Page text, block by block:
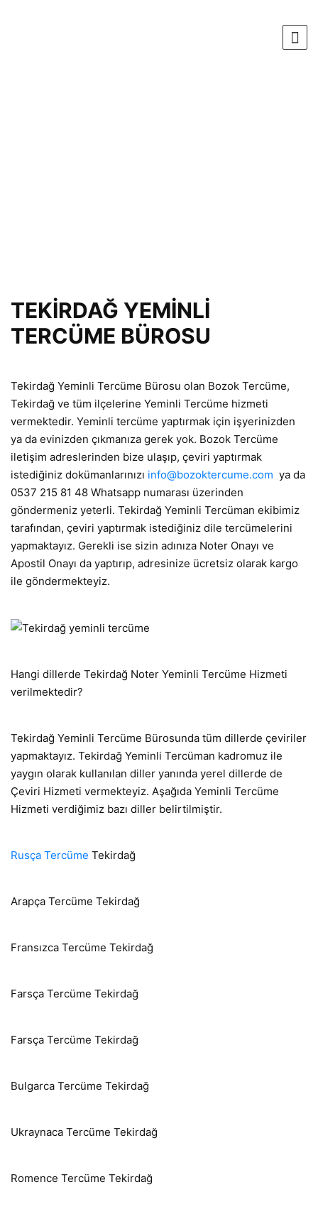
TEKİRDAĞ YEMİNLİ
TERCÜME BÜROSU
Tekirdağ Yeminli Tercüme Bürosu olan Bozok Tercüme,
Tekirdağ ve tüm ilçelerine Yeminli Tercüme hizmeti
vermektedir. Yeminli tercüme yaptırmak için işyerinizden
ya da evinizden çıkmanıza gerek yok. Bozok Tercüme
iletişim adreslerinden bize ulaşıp, çeviri yaptırmak
istediğiniz dokümanlarınızı info@bozoktercume.com ya da
0537 215 81 48 Whatsapp numarası üzerinden
göndermeniz yeterli. Tekirdağ Yeminli Tercüman ekibimiz
tarafından, çeviri yaptırmak istediğiniz dile tercümelerini
yapmaktayız. Gerekli ise sizin adınıza Noter Onayı ve
Apostil Onayı da yaptırıp, adresinize ücretsiz olarak kargo
ile göndermekteyiz.
Hangi dillerde Tekirdağ Noter Yeminli Tercüme Hizmeti
verilmektedir?
Tekirdağ Yeminli Tercüme Bürosunda tüm dillerde çeviriler
yapmaktayız. Tekirdağ Yeminli Tercüman kadromuz ile
yaygın olarak kullanılan diller yanında yerel dillerde de
Çeviri Hizmeti vermekteyiz. Aşağıda Yeminli Tercüme
Hizmeti verdiğimiz bazı diller belirtilmiştir.
Rusça Tercüme Tekirdağ
Arapça Tercüme Tekirdağ
Fransızca Tercüme Tekirdağ
Farsça Tercüme Tekirdağ
Farsça Tercüme Tekirdağ
Bulgarca Tercüme Tekirdağ
Ukraynaca Tercüme Tekirdağ
Romence Tercüme Tekirdağ